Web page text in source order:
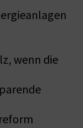
wenn die